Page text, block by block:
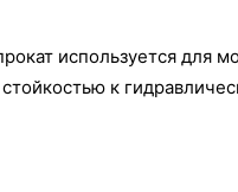
используется для
к